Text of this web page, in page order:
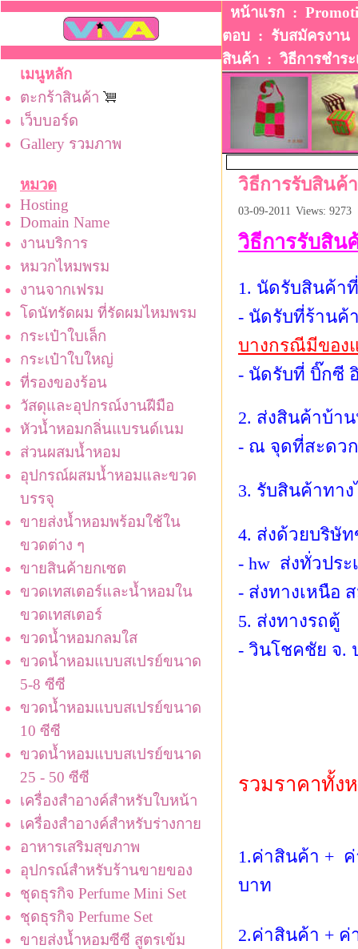
เมนูหลัก
ตะกร้าสินค้า
เว็บบอร์ด
Gallery รวมภาพ
หมวด
Hosting
Domain Name
งานบริการ
หมวกไหมพรม
งานจากเฟรม
โดนัทรัดผม ที่รัดผมไหมพรม
กระเป๋าใบเล็ก
กระเป๋าใบใหญ่
ที่รองของร้อน
วัสดุและอุปกรณ์งานฝีมือ
หัวน้ำหอมกลิ่นแบรนด์เนม
ส่วนผสมน้ำหอม
อุปกรณ์ผสมน้ำหอมและขวด
บรรจุ
ขายส่งน้ำหอมพร้อมใช้ใน
ขวดต่าง ๆ
ขายสินค้ายกเซต
ขวดเทสเตอร์และน้ำหอมใน
ขวดเทสเตอร์
ขวดน้ำหอมกลมใส
ขวดน้ำหอมแบบสเปรย์ขนาด
5-8 ซีซี
ขวดน้ำหอมแบบสเปรย์ขนาด
10 ซีซี
ขวดน้ำหอมแบบสเปรย์ขนาด
25 - 50 ซีซี
เครื่องสำอางค์สำหรับใบหน้า
เครื่องสำอางค์สำหรับร่างกาย
อาหารเสริมสุขภาพ
อุปกรณ์สำหรับร้านขายของ
ชุดธุรกิจ Perfume Mini Set
ชุดธุรกิจ Perfume Set
ขายส่งน้ำหอมซีซี สูตรเข้ม
หน้าแรก :
ตอบ : รับสมัครงาน
สินค้า :วิธีการชําระ
วิธีการรับสินค้า
03-09-2011 Views: 9273
วิธีการรับสิน
1. นัดรับสินค้า
- นัดรับที่ร้าน
บางกรณีมีของ
- นัดรับที่ บิ๊กซี
2. ส่งสินค้าบ้า
- ณ จุดที่สะดว
3. รับสินค้าทา
4. ส่งด้วยบริษั
- hw ส่งทั่วประ
- ส่งทางเหนือ
5. ส่งทางรถตู้
- วินโชคชัย จ.
รวมราคาทั้ง
1.ค่าสินค้า +
บาท
2.ค่าสินค้า + ค่